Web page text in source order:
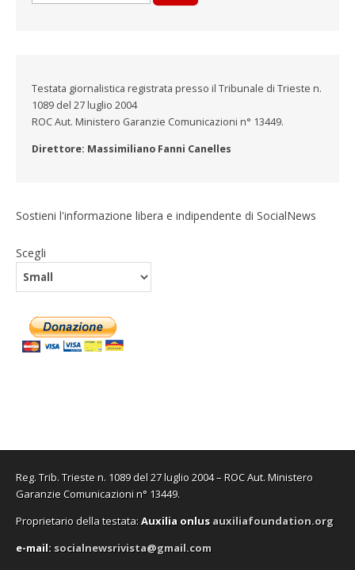
Testata giornalistica registrata presso il Tribunale di Trieste n.
1089 del 27 luglio 2004
ROC Aut. Ministero Garanzie Comunicazioni n° 13449.
Direttore: Massimiliano Fanni Canelles
Sostieni l'informazione libera e indipendente di SocialNews
Scegli
Reg. Trib. Trieste n. 1089 del 27 luglio 2004 – ROC Aut. Ministero
Garanzie Comunicazioni n° 13449.
Proprietario della testata:Auxilia onlus auxiliafoundation.org
e-mail: socialnewsrivista@gmail.com